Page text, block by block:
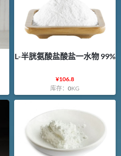
L-半胱氨酸盐酸盐一水物 99%
¥106.8
库存：0KG